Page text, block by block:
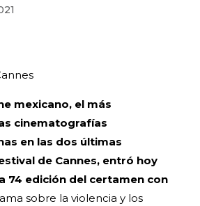
mexicano, el más
cinematografías
en las dos últimas
de Cannes, entró hoy
74 edición del certamen con
sobre la violencia y los